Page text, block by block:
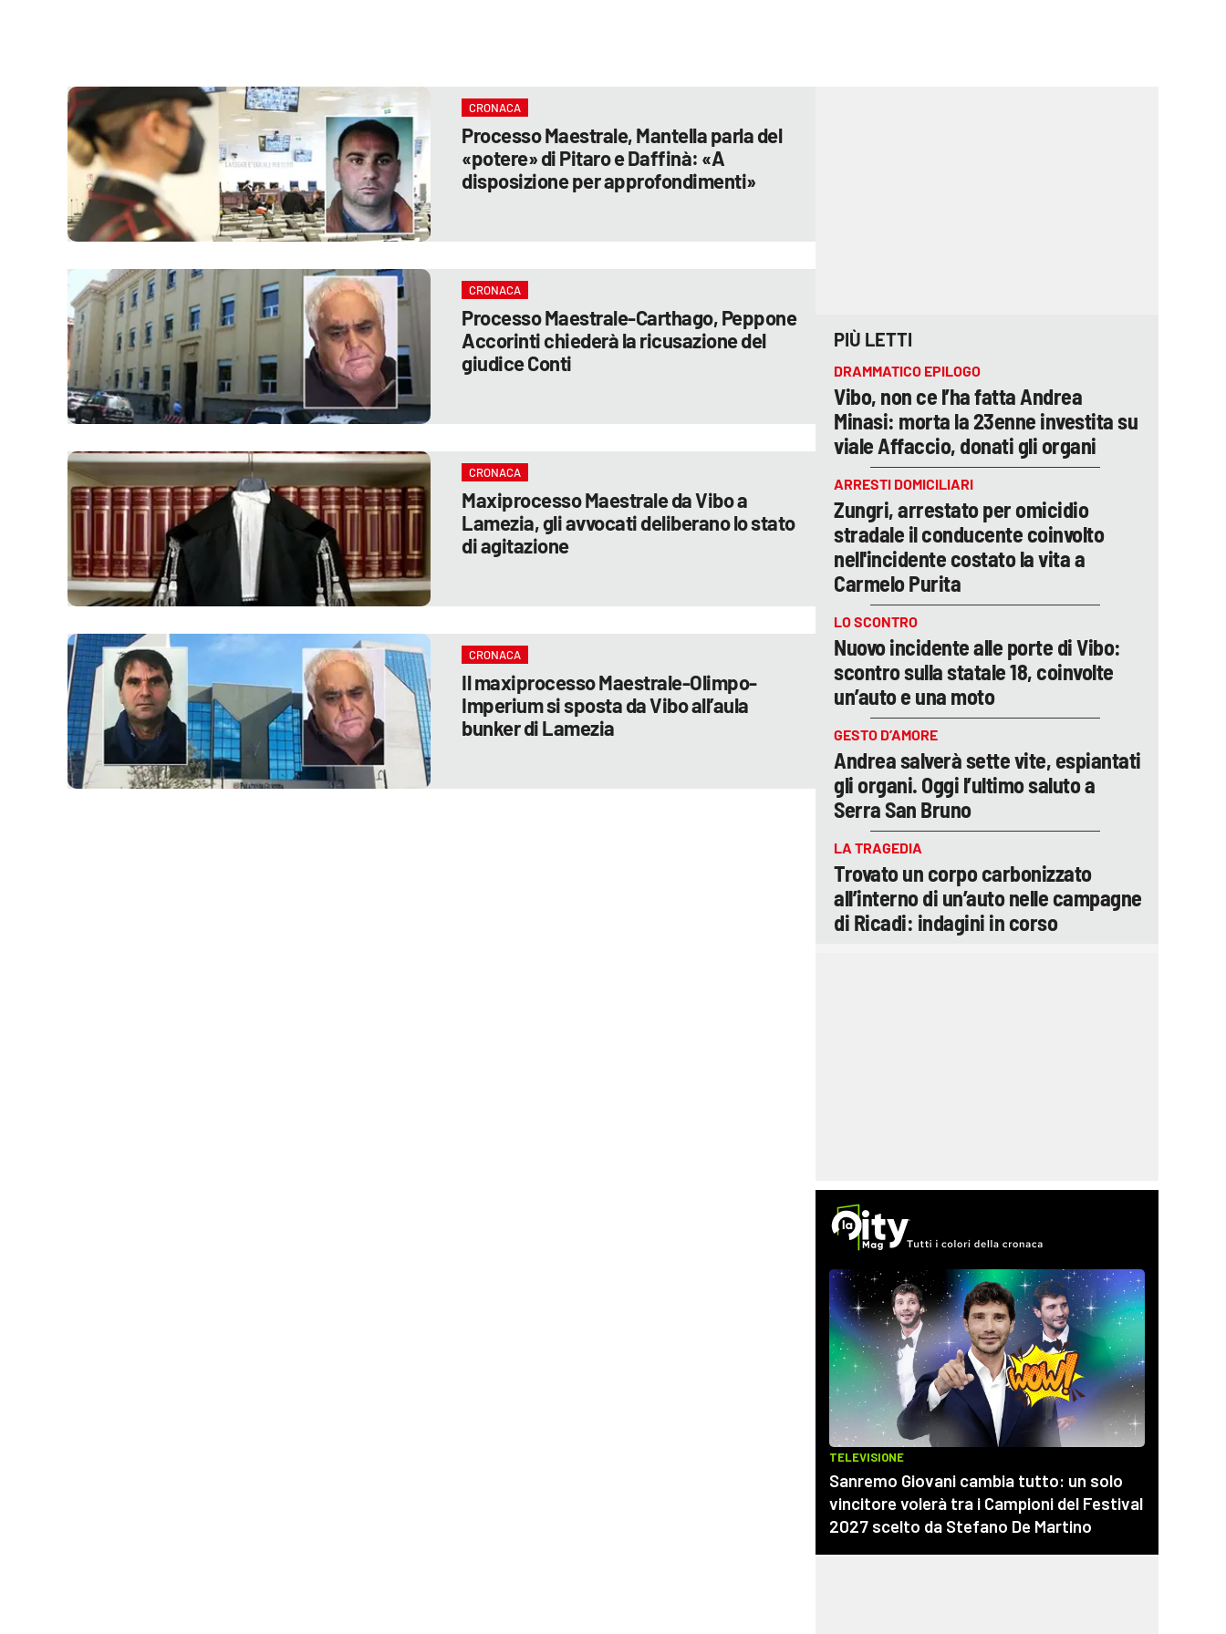
cosenzachannel.it
ilvibonese.it
catanzarochannel.it
lacapitalenews.it
Vai
CRONACA
Processo Maestrale, Mantella parla del
«potere» di Pitaro e Daffinà: «A
disposizione per approfondimenti»
CRONACA
Processo Maestrale-Carthago, Peppone
Accorinti chiederà la ricusazione del
giudice Conti
CRONACA
Maxiprocesso Maestrale da Vibo a
Lamezia, gli avvocati deliberano lo stato
di agitazione
CRONACA
Il maxiprocesso Maestrale-Olimpo-
Imperium si sposta da Vibo all’aula
bunker di Lamezia
PIÙ LETTI
DRAMMATICO EPILOGO
Vibo, non ce l’ha fatta Andrea
Minasi: morta la 23enne investita su
viale Affaccio, donati gli organi
ARRESTI DOMICILIARI
Zungri, arrestato per omicidio
stradale il conducente coinvolto
nell'incidente costato la vita a
Carmelo Purita
LO SCONTRO
Nuovo incidente alle porte di Vibo:
scontro sulla statale 18, coinvolte
un’auto e una moto
GESTO D’AMORE
Andrea salverà sette vite, espiantati
gli organi. Oggi l’ultimo saluto a
Serra San Bruno
LA TRAGEDIA
Trovato un corpo carbonizzato
all’interno di un’auto nelle campagne
di Ricadi: indagini in corso